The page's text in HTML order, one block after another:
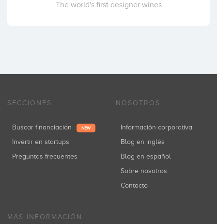
The world's first designer wines
SECCIONES
Buscar financiación NEW
Invertir en startups
Preguntas frecuentes
NOSOTROS
Información corporativa
Blog en inglés
Blog en español
Sobre nosotros
Contacto
MÁS INFORMACIÓN